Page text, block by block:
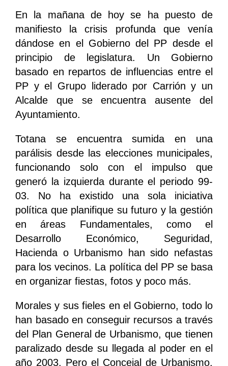
En la mañana de hoy se ha puesto de
manifiesto la crisis profunda que venía
dándose en el Gobierno del PP desde el
principio de legislatura. Un Gobierno
basado en repartos de influencias entre el
PP y el Grupo liderado por Carrión y un
Alcalde que se encuentra ausente del
Ayuntamiento.
Totana se encuentra sumida en una
parálisis desde las elecciones municipales,
funcionando solo con el impulso que
generó la izquierda durante el periodo 99-
03. No ha existido una sola iniciativa
política que planifique su futuro y la gestión
en áreas Fundamentales, como el
Desarrollo Económico, Seguridad,
Hacienda o Urbanismo han sido nefastas
para los vecinos. La política del PP se basa
en organizar fiestas, fotos y poco más.
Morales y sus fieles en el Gobierno, todo lo
han basado en conseguir recursos a través
del Plan General de Urbanismo, que tienen
paralizado desde su llegada al poder en el
año 2003. Pero el Concejal de Urbanismo,